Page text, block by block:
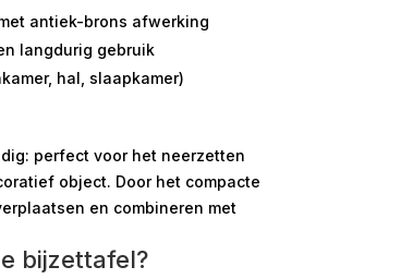
antiek-brons afwerking
langdurig gebruik
hal, slaapkamer)
perfect voor het neerzetten
object. Door het compacte
en combineren met
bijzettafel?